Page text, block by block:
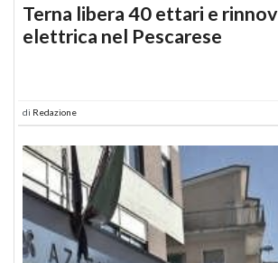
Terna libera 40 ettari e
elettrica nel Pescarese
di Redazione